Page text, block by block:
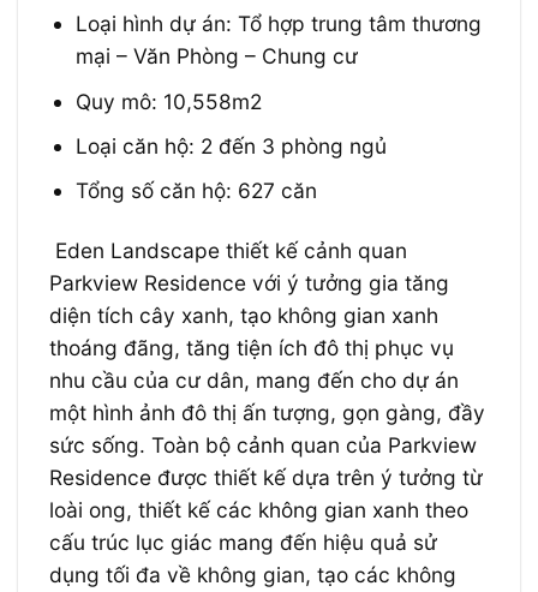
Loại hình dự án: Tổ hợp trung tâm thương
mại – Văn Phòng – Chung cư
Quy mô: 10,558m2
Loại căn hộ: 2 đến 3 phòng ngủ
Tổng số căn hộ: 627 căn
Eden Landscape thiết kế cảnh quan
Parkview Residence với ý tưởng gia tăng
diện tích cây xanh, tạo không gian xanh
thoáng đãng, tăng tiện ích đô thị phục vụ
nhu cầu của cư dân, mang đến cho dự án
một hình ảnh đô thị ấn tượng, gọn gàng, đầy
sức sống. Toàn bộ cảnh quan của Parkview
Residence được thiết kế dựa trên ý tưởng từ
loài ong, thiết kế các không gian xanh theo
cấu trúc lục giác mang đến hiệu quả sử
dụng tối đa về không gian, tạo các không